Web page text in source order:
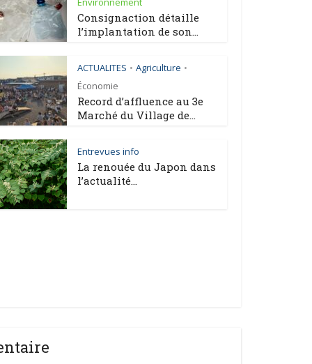
Consignaction détaille
l’implantation de son...
ACTUALITES • Agriculture •
Économie
Record d’affluence au 3e
Marché du Village de...
Entrevues info
La renouée du Japon dans
l’actualité...